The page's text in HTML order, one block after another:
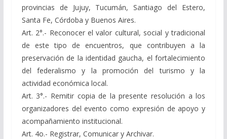
provincias de Jujuy, Tucumán, Santiago del Estero,
Santa Fe, Córdoba y Buenos Aires.
Art. 2°.- Reconocer el valor cultural, social y tradicional
de este tipo de encuentros, que contribuyen a la
preservación de la identidad gaucha, el fortalecimiento
del federalismo y la promoción del turismo y la
actividad económica local.
Art. 3°.- Remitir copia de la presente resolución a los
organizadores del evento como expresión de apoyo y
acompañamiento institucional.
Art. 4o.- Registrar, Comunicar y Archivar.